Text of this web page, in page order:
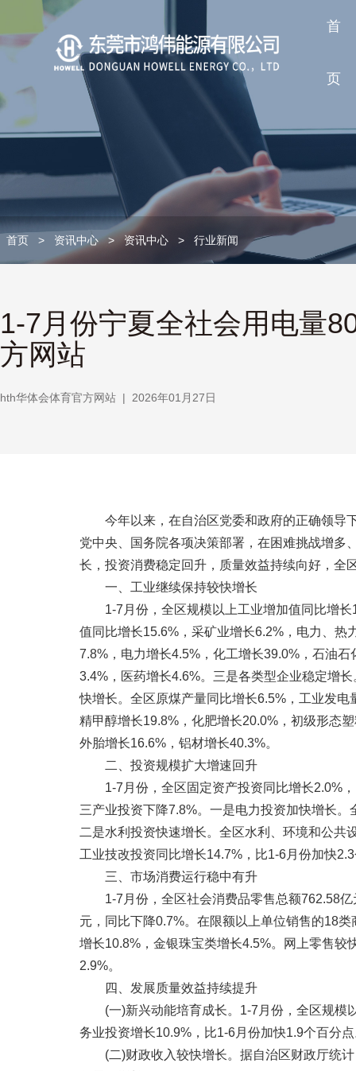
首
页
首页 > 资讯中心 > 资讯中心 > 行业新闻
1-7月份宁夏全社会用电量
方网站
hth华体会体育官方网站 | 2026年01月27日
今年以来，在自治区党委和政府的正确领导下
党中央、国务院各项决策部署，在困难挑战增多
长，投资消费稳定回升，质量效益持续向好，全
一、工业继续保持较快增长
1-7月份，全区规模以上工业增加值同比增长
值同比增长15.6%，采矿业增长6.2%，电力、
7.8%，电力增长4.5%，化工增长39.0%，石油
3.4%，医药增长4.6%。三是各类型企业稳定增
快增长。全区原煤产量同比增长6.5%，工业发
精甲醇增长19.8%，化肥增长20.0%，初级形态
外胎增长16.6%，铝材增长40.3%。
二、投资规模扩大增速回升
1-7月份，全区固定资产投资同比增长2.0%，
三产业投资下降7.8%。一是电力投资加快增长
二是水利投资快速增长。全区水利、环境和公共
工业技改投资同比增长14.7%，比1-6月份加快
三、市场消费运行稳中有升
1-7月份，全区社会消费品零售总额762.58亿
元，同比下降0.7%。在限额以上单位销售的18
增长10.8%，金银珠宝类增长4.5%。网上零售
2.9%。
四、发展质量效益持续提升
(一)新兴动能培育成长。1-7月份，全区规模以
务业投资增长10.9%，比1-6月份加快1.9个百分
(二)财政收入较快增长。据自治区财政厅统计